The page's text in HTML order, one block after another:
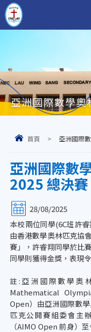
亞洲國際數學
首頁 > 亞洲國際
亞洲國際數
2025 總決賽
28/08/2025
本校兩位同學(6C班許
由香港數學奧林匹克協
賽」，許睿翔同學於比
同學則獲得金獎，表現
註:亞洲國際數學奧
Mathematical
Open）由亞洲國際數
匹克公開賽組委會主
（AIMO Open 前身）